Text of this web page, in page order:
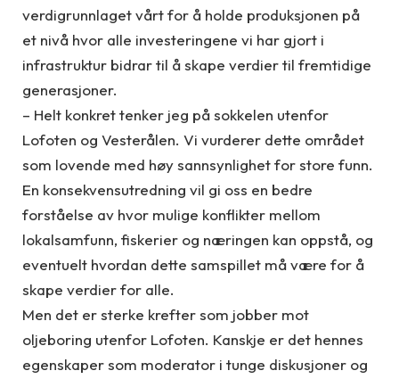
verdigrunnlaget vårt for å holde produksjonen på
et nivå hvor alle investeringene vi har gjort i
infrastruktur bidrar til å skape verdier til fremtidige
generasjoner.
– Helt konkret tenker jeg på sokkelen utenfor
Lofoten og Vesterålen. Vi vurderer dette området
som lovende med høy sannsynlighet for store funn.
En konsekvensutredning vil gi oss en bedre
forståelse av hvor mulige konflikter mellom
lokalsamfunn, fiskerier og næringen kan oppstå, og
eventuelt hvordan dette samspillet må være for å
skape verdier for alle.
Men det er sterke krefter som jobber mot
oljeboring utenfor Lofoten. Kanskje er det hennes
egenskaper som moderator i tunge diskusjoner og